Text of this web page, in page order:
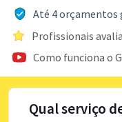
Até 4 orçamentos
Profissionais
Como funciona o
Qual serviço